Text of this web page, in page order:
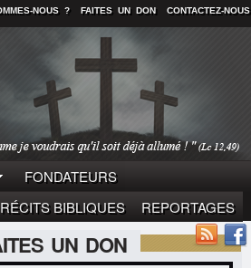
NOUS ? FAITES UN DON CONTACTEZ-NOUS
FONDATEURS
RÉCITS BIBLIQUES
REPORTAGES
UN DON